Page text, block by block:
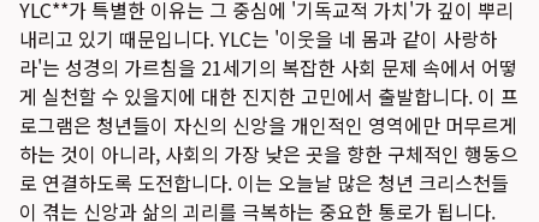
YLC**가 특별한 이유는 그 중심에 '기독교적 가치'가 깊이 뿌리
내리고 있기 때문입니다. YLC는 '이웃을 네 몸과 같이 사랑하
라'는 성경의 가르침을 21세기의 복잡한 사회 문제 속에서 어떻
게 실천할 수 있을지에 대한 진지한 고민에서 출발합니다. 이 프
로그램은 청년들이 자신의 신앙을 개인적인 영역에만 머무르게
하는 것이 아니라, 사회의 가장 낮은 곳을 향한 구체적인 행동으
로 연결하도록 도전합니다. 이는 오늘날 많은 청년 크리스천들
이 겪는 신앙과 삶의 괴리를 극복하는 중요한 통로가 됩니다.